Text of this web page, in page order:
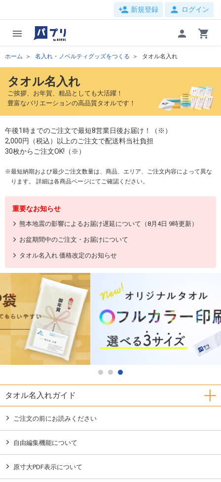
person_add 新規登録 person ログイン
menu person shopping_cart
ホーム 名入れ・ノベルティグッズをつくる タオル名入れ
タオル名入れ
ご挨拶、お年賀、粗品としても大活躍！
豊富なバリエーションの高品質タオルです！
午後1時までのご注文で最短8営業日後お届け！（※）
2,000円（税込）以上のご注文で配送料当社負担
30枚からご注文OK!（※）
最短納期および最少ご注文数量は、商品、エリア、ご注文内容によって異な
ります。 詳細は各商品ページにてご確認ください。
重要なお知らせ
熊本地震の影響によるお届け遅延について（8月4日 9時更新）
お盆期間中のご注文・お届けについて
タオル名入れ 価格改定のお知らせ
タオル名入れガイド
ご注文の前にお読みください
自由編集機能について
原寸大PDF表示について